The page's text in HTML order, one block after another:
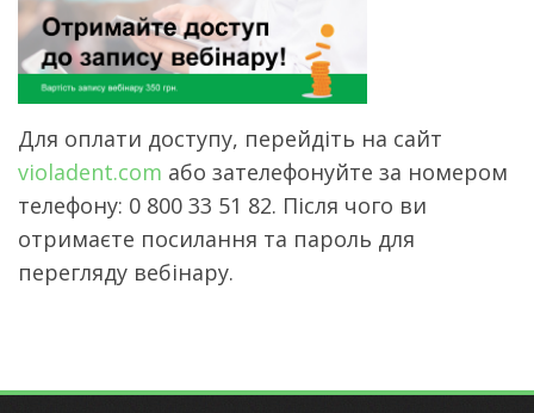
Для оплати доступу, перейдіть на сайт
violadent.com або зателефонуйте за номером
телефону: 0 800 33 51 82. Після чого ви
отримаєте посилання та пароль для
перегляду вебінару.